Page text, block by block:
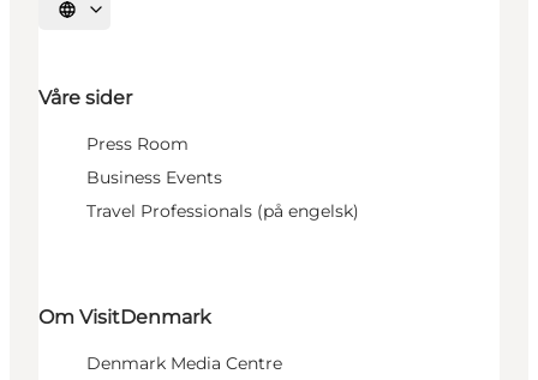
Velg språk
Våre sider
Press Room
Business Events
Travel Professionals (på engelsk)
Om VisitDenmark
Denmark Media Centre